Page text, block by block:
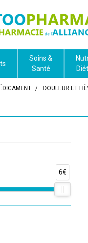
Soins &
Santé
DOULEUR ET
6€